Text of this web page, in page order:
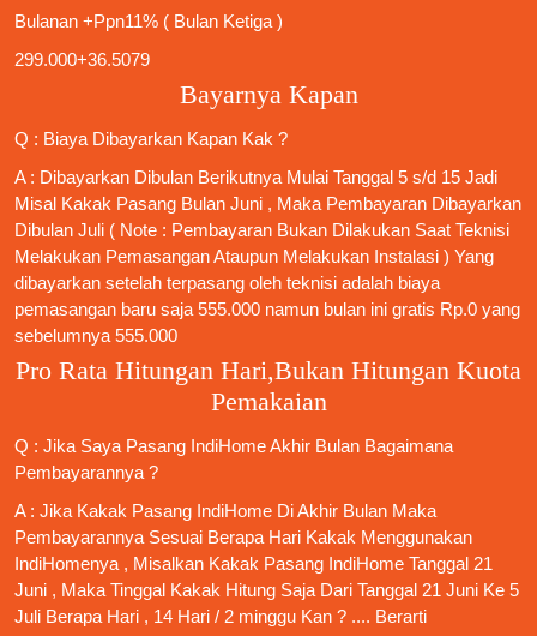
Bulanan +Ppn11% ( Bulan Ketiga )
299.000+36.5079
Bayarnya Kapan
Q : Biaya Dibayarkan Kapan Kak ?
A : Dibayarkan Dibulan Berikutnya Mulai Tanggal 5 s/d 15 Jadi
Misal Kakak Pasang Bulan Juni , Maka Pembayaran Dibayarkan
Dibulan Juli ( Note : Pembayaran Bukan Dilakukan Saat Teknisi
Melakukan Pemasangan Ataupun Melakukan Instalasi ) Yang
dibayarkan setelah terpasang oleh teknisi adalah biaya
pemasangan baru saja 555.000 namun bulan ini gratis Rp.0 yang
sebelumnya 555.000
Pro Rata Hitungan Hari,Bukan Hitungan Kuota
Pemakaian
Q : Jika Saya Pasang IndiHomeAkhir Bulan Bagaimana
Pembayarannya ?
A : Jika Kakak Pasang IndiHome Di Akhir Bulan Maka
Pembayarannya Sesuai Berapa Hari Kakak Menggunakan
IndiHomenya , Misalkan Kakak Pasang IndiHome Tanggal 21
Juni , Maka Tinggal Kakak Hitung Saja Dari Tanggal 21 Juni Ke 5
Juli Berapa Hari , 14 Hari / 2 minggu Kan ? .... Berarti